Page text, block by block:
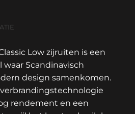
Low zijruiten is een
Scandinavisch
design samenkomen.
rendement en een